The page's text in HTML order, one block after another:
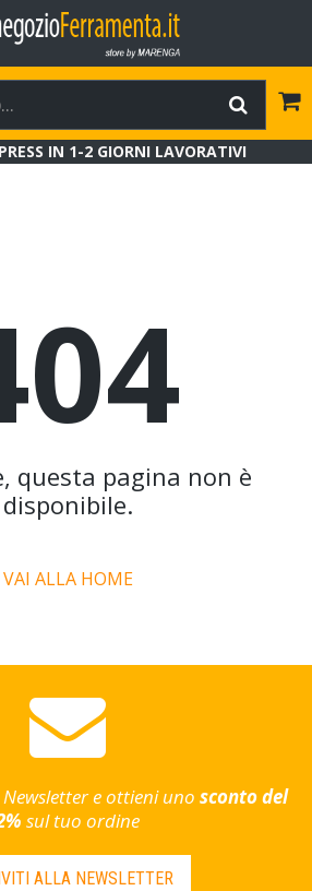
IN 1-2 GIORNI LAVORATIVI
questa pagina non è
disponibile.
VAI ALLA HOME
e ottieni uno sconto del
sul tuo ordine
ALLA NEWSLETTER